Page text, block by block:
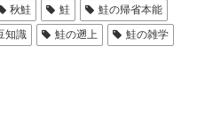
秋鮭 鮭
鮭の帰省本能
知識 鮭の遡上 鮭の雑学